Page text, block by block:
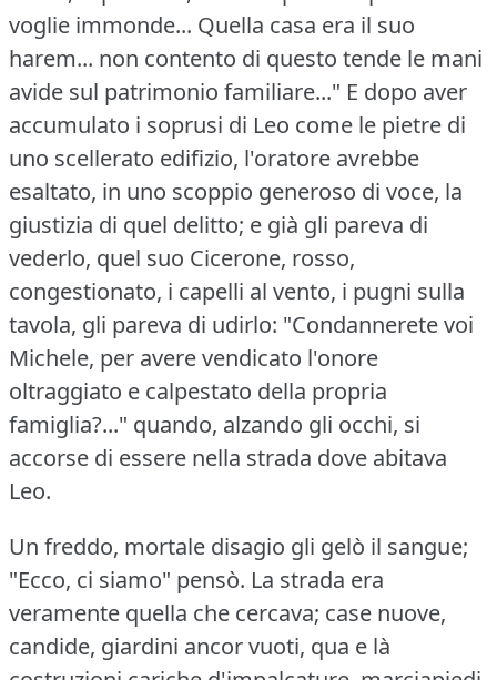
voglie immonde... Quella casa era il suo
harem... non contento di questo tende le mani
avide sul patrimonio familiare..." E dopo aver
accumulato i soprusi di Leo come le pietre di
uno scellerato edifizio, l'oratore avrebbe
esaltato, in uno scoppio generoso di voce, la
giustizia di quel delitto; e già gli pareva di
vederlo, quel suo Cicerone, rosso,
congestionato, i capelli al vento, i pugni sulla
tavola, gli pareva di udirlo: "Condannerete voi
Michele, per avere vendicato l'onore
oltraggiato e calpestato della propria
famiglia?..." quando, alzando gli occhi, si
accorse di essere nella strada dove abitava
Leo.
Un freddo, mortale disagio gli gelò il sangue;
"Ecco, ci siamo" pensò. La strada era
veramente quella che cercava; case nuove,
candide, giardini ancor vuoti, qua e là